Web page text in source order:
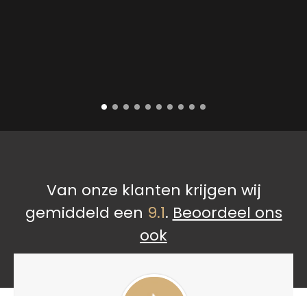
Van onze klanten krijgen wij
gemiddeld een 9.1. Beoordeel ons
ook